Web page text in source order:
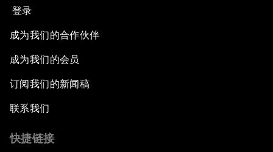
登录
成为我们的合作伙伴
成为我们的会员
订阅我们的新闻稿
联系我们
快捷链接